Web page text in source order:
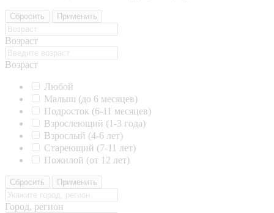
Сбросить Применить
Возраст
Возраст
Любой
Малыш (до 6 месяцев)
Подросток (6-11 месяцев)
Взрослеющий (1-3 года)
Взрослый (4-6 лет)
Стареющий (7-11 лет)
Пожилой (от 12 лет)
Сбросить Применить
Город, регион